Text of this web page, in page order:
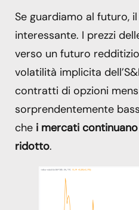
Se guardiamo al futuro,
interessante. I prezzi
verso un futuro
volatilità implicita
contratti di opzioni
sorprendentemente
che i mercati
ridotto.